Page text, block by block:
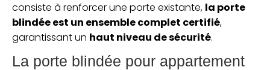
consiste à renforcer une porte existante, la porte
blindée est un ensemble complet certifié,
garantissant un haut niveau de sécurité.
La porte blindée pour appartement